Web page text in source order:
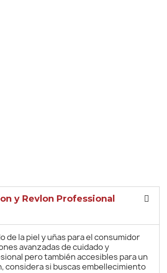
y Revlon Professional
de la piel y uñas para el consumidor
avanzadas de cuidado y
pero también accesibles para un
considera si buscas embellecimiento